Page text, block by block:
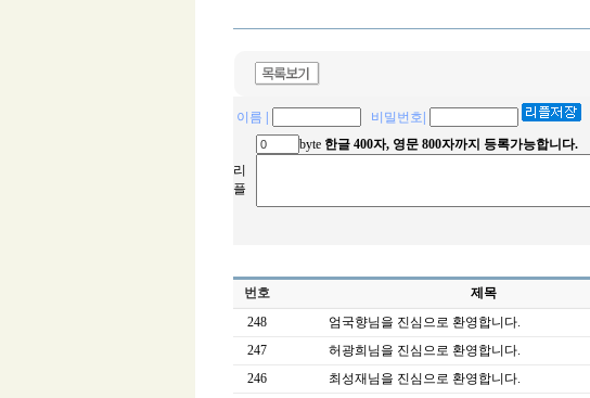
이름 비밀번호
byte 한글 400자, 영문 800자까지 등록가능합니다.
리
플
번호
제목
248
엄국향님을 진심으로 환영합니다.
247
허광희님을 진심으로 환영합니다.
246
최성재님을 진심으로 환영합니다.